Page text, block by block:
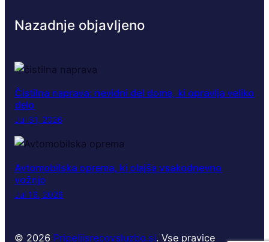
Nazadnje objavljeno
Čistilna naprava: nevidni del doma, ki opravlja veliko
delo
Jul 31, 2026
Avtomobilska oprema, ki olajša vsakodnevno
vožnjo
Jul 16, 2026
© 2026 Pripeljisrecovsluzbo.si. Vse pravice